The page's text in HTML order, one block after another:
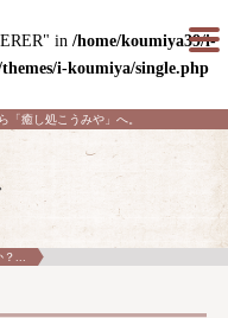
in /home/koumiya39/i-
i-koumiya/single.php
「癒し処こうみや」へ。
...